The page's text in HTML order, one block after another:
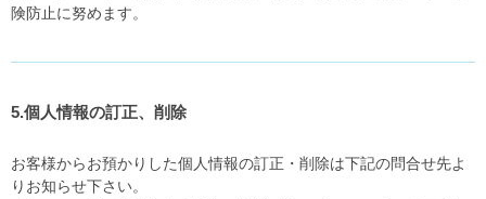
険防止に努めます。
5.個人情報の訂正、削除
お客様からお預かりした個人情報の訂正・削除は下記の問合せ先よ
りお知らせ下さい。